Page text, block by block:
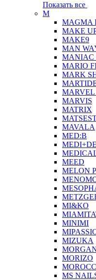
Показать все
M
MAGMA
MAKE
MAKE9
MAN
MANIAC
MARIO
MARK
MARVEL
MARVIS
MATRIX
MAVALA
MED:B
MEED
MELON
MI&KO
MINIMI
MIZUKA
MORIZO
MS